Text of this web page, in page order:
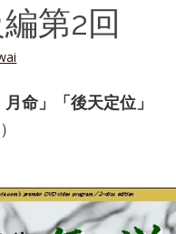
第2回
命」「後天定位」